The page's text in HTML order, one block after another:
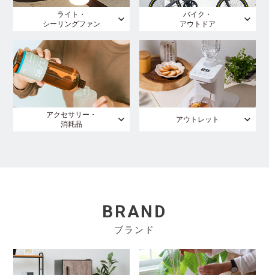
ライト・
シーリングファン
バイク・
アウトドア
アクセサリー・
消耗品
アウトレット
BRAND
ブランド